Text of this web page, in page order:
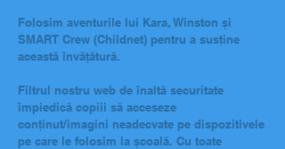
Folosim aventurile lui Kara, Winston și
SMART Crew (Childnet) pentru a susține
această învățătură.
Filtrul nostru web de înaltă securitate
împiedică copiii să acceseze
conținut/imagini neadecvate pe dispozitivele
pe care le folosim la școală. Cu toate